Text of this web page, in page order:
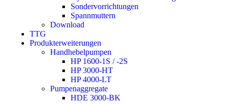
Sondervorrichtungen
Spannmuttern
Download
TTG
Produkterweiterungen
Handhebelpumpen
HP 1600-1S / -2S
HP 3000-HT
HP 4000-LT
Pumpenaggregate
HDE 3000-BK